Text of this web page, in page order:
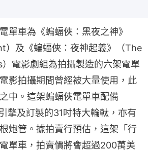
單車為《蝙蝠俠：黑夜之神》
）及《蝙蝠俠：夜神起義》（The
電影劇組為拍攝製造的六架電單
影拍攝期間曾經被大量使用，此
中。這架蝙蝠俠電單車配備
撆及訂製的31吋特大輪軚，亦有
炮管。據拍賣行預估，這架「行
單車，拍賣價將會超過200萬美